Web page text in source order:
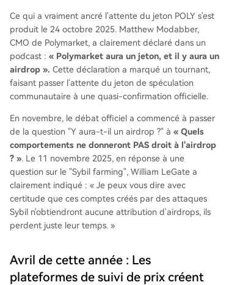
Ce qui a vraiment ancré l'attente du jeton POLY s'est
produit le 24 octobre 2025. Matthew Modabber,
CMO de Polymarket, a clairement déclaré dans un
podcast : « Polymarket aura un jeton, et il y aura un
airdrop ». Cette déclaration a marqué un tournant,
faisant passer l'attente du jeton de spéculation
communautaire à une quasi-confirmation officielle.
En novembre, le débat officiel a commencé à passer
de la question "Y aura-t-il un airdrop ?" à « Quels
comportements ne donneront PAS droit à l'airdrop
? ». Le 11 novembre 2025, en réponse à une
question sur le "Sybil farming", William LeGate a
clairement indiqué : « Je peux vous dire avec
certitude que ces comptes créés par des attaques
Sybil n'obtiendront aucune attribution d'airdrops, ils
perdent juste leur temps. »
Avril de cette année : Les
plateformes de suivi de prix créent